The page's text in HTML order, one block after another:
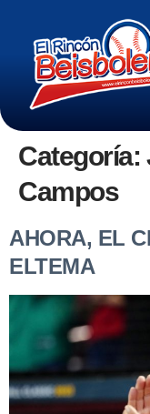
Categoría:
Campos
AHORA, EL
ELTEMA